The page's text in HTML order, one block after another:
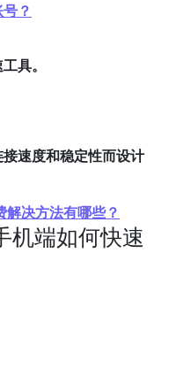
？
具。
速度和稳定性而设计
决方法有哪些？
机端如何快速